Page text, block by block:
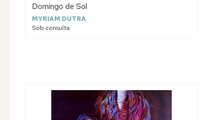
Domingo de Sol
MYRIAM DUTRA
Sob consulta